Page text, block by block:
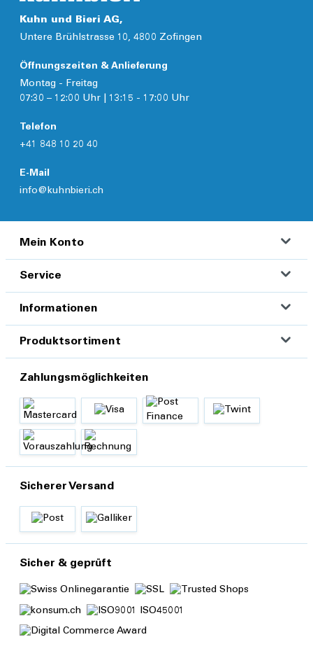
Kuhn und Bieri AG,
Untere Brühlstrasse 10, 4800 Zofingen
Öffnungszeiten & Anlieferung
Montag - Freitag
07:30 – 12:00 Uhr | 13:15 - 17:00 Uhr
Telefon
+41 848 10 20 40
E-Mail
info@kuhnbieri.ch
Mein Konto
Service
Informationen
Produktsortiment
Zahlungsmöglichkeiten
Sicherer Versand
Sicher & geprüft